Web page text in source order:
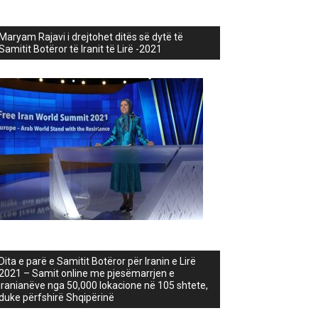
Rajavi i drejtohet ditës së dytë të
Botëror të Iranit të Lirë -2021
e parë e Samitit Botëror për Iranin e Lirë
– Samit online me pjesëmarrjen e
nga 50,000 lokacione në 105 shtete,
përfshirë Shqipërinë